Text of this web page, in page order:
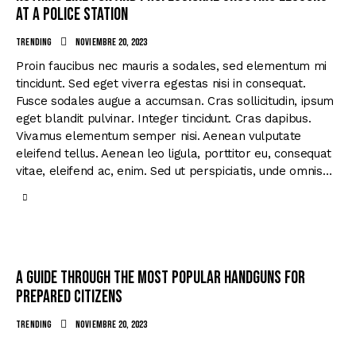
at a police station
Trending noviembre 20, 2023
Proin faucibus nec mauris a sodales, sed elementum mi
tincidunt. Sed eget viverra egestas nisi in consequat.
Fusce sodales augue a accumsan. Cras sollicitudin, ipsum
eget blandit pulvinar. Integer tincidunt. Cras dapibus.
Vivamus elementum semper nisi. Aenean vulputate
eleifend tellus. Aenean leo ligula, porttitor eu, consequat
vitae, eleifend ac, enim. Sed ut perspiciatis, unde omnis…
A guide through the most popular handguns for
prepared citizens
Trending noviembre 20, 2023